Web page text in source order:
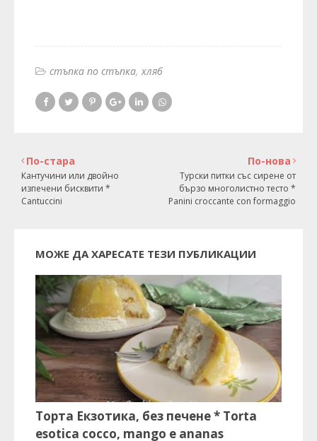
стъпка по стъпка хляб
По-нова
Турски питки със сирене от
бързо многолистно тесто *
Panini croccante con formaggio
По-стара
Кантучини или двойно
изпечени бисквити *
Cantuccini
МОЖЕ ДА ХАРЕСАТЕ ТЕЗИ ПУБЛИКАЦИИ
Торта Екзотика, без печене * Torta
esotica cocco, mango e ananas